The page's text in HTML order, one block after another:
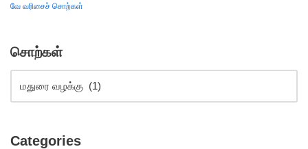
வே வரிசைச் சொற்கள்
சொற்கள்
Categories